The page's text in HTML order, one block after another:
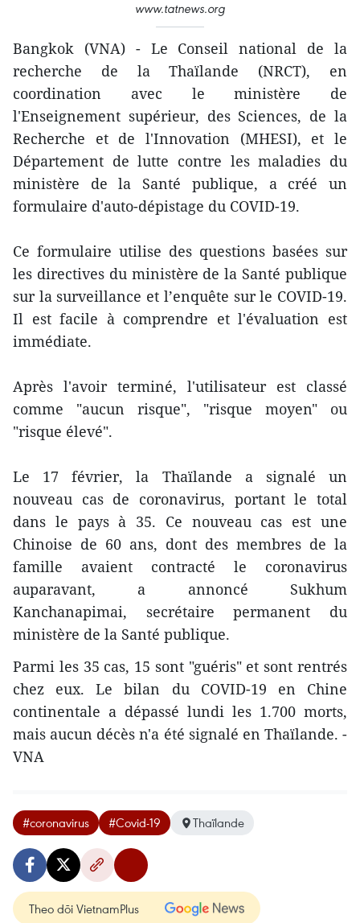
www.tatnews.org
Bangkok (VNA) - Le Conseil national de la
recherche de la Thaïlande (NRCT), en
coordination avec le ministère de
l'Enseignement supérieur, des Sciences, de la
Recherche et de l'Innovation (MHESI), et le
Département de lutte contre les maladies du
ministère de la Santé publique, a créé un
formulaire d'auto-dépistage du COVID-19.
Ce formulaire utilise des questions basées sur
les directives du ministère de la Santé publique
sur la surveillance et l’enquête sur le COVID-19.
Il est facile à comprendre et l'évaluation est
immédiate.
Après l'avoir terminé, l'utilisateur est classé
comme "aucun risque", "risque moyen" ou
"risque élevé".
Le 17 février, la Thaïlande a signalé un
nouveau cas de coronavirus, portant le total
dans le pays à 35. Ce nouveau cas est une
Chinoise de 60 ans, dont des membres de la
famille avaient contracté le coronavirus
auparavant, a annoncé Sukhum
Kanchanapimai, secrétaire permanent du
ministère de la Santé publique.
Parmi les 35 cas, 15 sont "guéris" et sont rentrés
chez eux. Le bilan du COVID-19 en Chine
continentale a dépassé lundi les 1.700 morts,
mais aucun décès n'a été signalé en Thaïlande. -
VNA
#coronavirus #Covid-19 Thaïlande
Theo dõi VietnamPlus